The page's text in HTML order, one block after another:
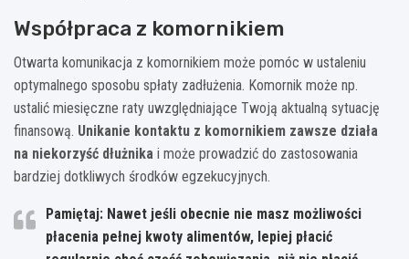
Współpraca z komornikiem
Otwarta komunikacja z komornikiem może pomóc w ustaleniu
optymalnego sposobu spłaty zadłużenia. Komornik może np.
ustalić miesięczne raty uwzględniające Twoją aktualną sytuację
finansową. Unikanie kontaktu z komornikiem zawsze działa
na niekorzyść dłużnika i może prowadzić do zastosowania
bardziej dotkliwych środków egzekucyjnych.
Pamiętaj: Nawet jeśli obecnie nie masz możliwości
płacenia pełnej kwoty alimentów, lepiej płacić